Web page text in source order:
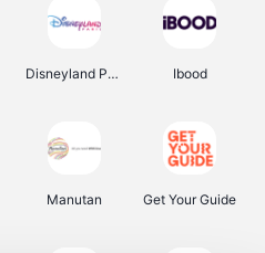
Disneyland Paris Ibood
Manutan Get Your Guide